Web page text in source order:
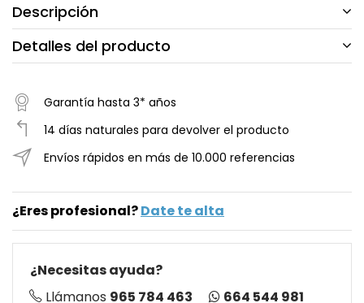
Descripción
Detalles del producto
Garantía hasta 3* años
14 días naturales para devolver el producto
Envíos rápidos en más de 10.000 referencias
¿Eres profesional?Date te alta
¿Necesitas ayuda?
Llámanos 965 784 463 664 544 981